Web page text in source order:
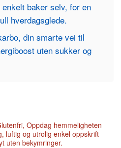
baker selv, for en
hverdagsglede.
din smarte vei til
uten sukker og
Oppdag hemmeligheten
luftig og utrolig enkel oppskrift
uten bekymringer.